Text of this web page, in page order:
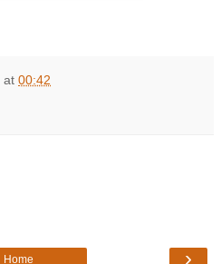
at 00:42
›
Home